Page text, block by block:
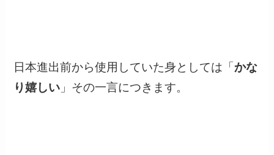
日本進出前から使用していた身としては「かな
り嬉しい 」その一言につきます。